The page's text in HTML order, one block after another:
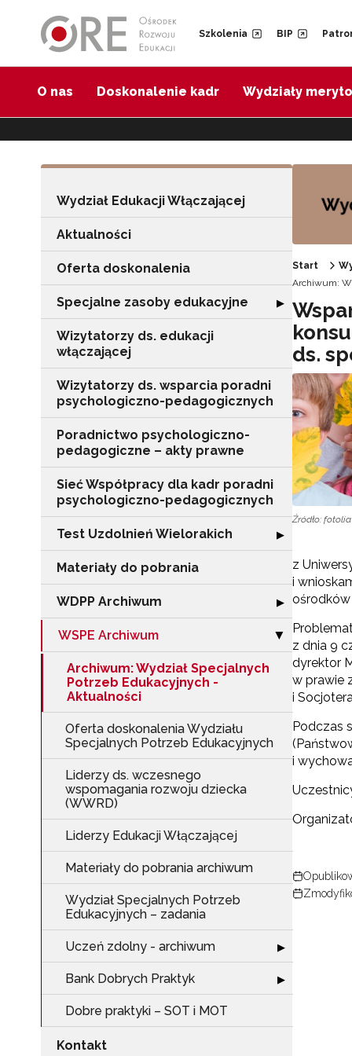
Szkolenia BIP
O nas Doskonalenie kadr Wydziały
Wydział Edukacji Włączającej
Aktualności
Oferta doskonalenia
Specjalne zasoby edukacyjne Rozwiń sekcję
▶
Wizytatorzy ds. edukacji
włączającej
Wizytatorzy ds. wsparcia poradni
psychologiczno-pedagogicznych
Poradnictwo psychologiczno-
pedagogiczne – akty prawne
Sieć Współpracy dla kadr poradni
psychologiczno-pedagogicznych
Test Uzdolnień Wielorakich Rozwiń sekcję
▶
Materiały do pobrania
WDPP Archiwum Rozwiń sekcję
▶
WSPE Archiwum Zwiń sekcję
▶
Archiwum: Wydział Specjalnych
Potrzeb Edukacyjnych -
Aktualności
Oferta doskonalenia Wydziału
Specjalnych Potrzeb Edukacyjnych
Liderzy ds. wczesnego
wspomagania rozwoju dziecka
(WWRD)
Liderzy Edukacji Włączającej
Materiały do pobrania archiwum
Wydział Specjalnych Potrzeb
Edukacyjnych – zadania
Uczeń zdolny - archiwum Rozwiń sekcję
▶
Bank Dobrych Praktyk Rozwiń sekcję
▶
Dobre praktyki – SOT i MOT
Kontakt
Start
Archiwum:
ds.
Źródło: fotolia
z
i
z dnia 9
dyrektor
w prawie
i
Podczas
i